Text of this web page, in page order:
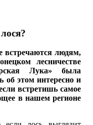
встречаются людям,
лесничестве
Лука» была
об этом интересно и
встретишь самое
в нашем регионе